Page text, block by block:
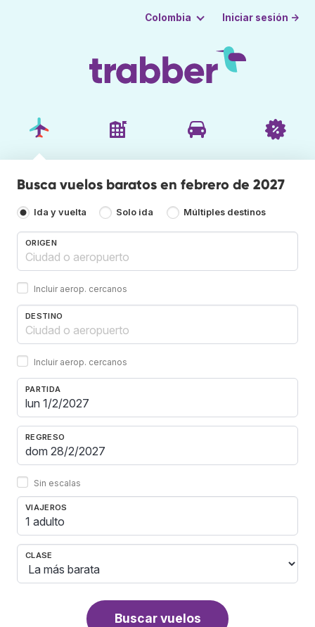
Colombia Iniciar sesión →
Busca vuelos baratos en febrero de 2027
Ida y vuelta Solo ida Múltiples destinos
ORIGEN
Incluir aerop. cercanos
DESTINO
Incluir aerop. cercanos
PARTIDA
REGRESO
Sin escalas
VIAJEROS
1 adulto
CLASE
Buscar vuelos